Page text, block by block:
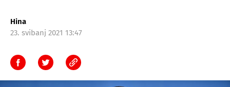
Hina
23. svibanj 2021 13:47